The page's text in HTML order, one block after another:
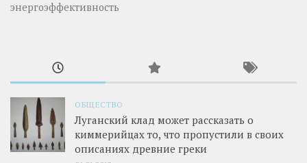
энергоэффективность
ОБЩЕСТВО
Луганский клад может рассказать о
киммерийцах то, что пропустили в своих
описаниях древние греки